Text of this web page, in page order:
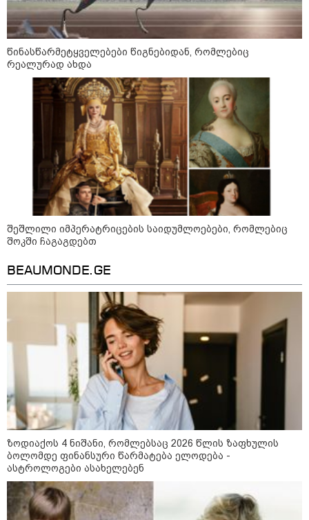
მოზაიკა
11:17 / 08-08-2026
არშემდგარი ქორწინება 15 წლით უფროს
ქართველთან - ალინა კაბაევას
საიდუმლო ცხოვრება: როგორ
გამოიყურებოდა ის პლასტიკურ
ოპერაციებამდე
14:20 / 08-08-2026
"ქალაქი დავთმე, მაგრამ
ქალურობა - არა. ვერ იჯერებენ
ფერმერი თუ ვარ" - როგორ
ცხოვრობს ახალგაზრდა ქალი,
რომელიც ქალაქიდან სოფლად
გადავიდა და ფერმერი გახდა
09:36 / 08-08-2026
წინასწარმეტყველებები წიგნებიდან, რომლებიც
რეალურად ახდა
შეშლილი იმპერატრიცების საიდუმლოებები, რომლებიც
შოკში ჩაგაგდებთ
BEAUMONDE.GE
ზოდიაქოს 4 ნიშანი, რომლებსაც 2026 წლის ზაფხულის
ბოლომდე ფინანსური წარმატება ელოდება -
ასტროლოგები ასახელებენ